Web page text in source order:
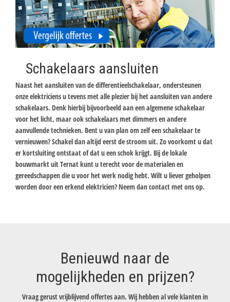
Schakelaars aansluiten
Naast het aansluiten van de differentieelschakelaar, ondersteunen
onze elektriciens u tevens met alle plezier bij het aansluiten van andere
schakelaars. Denk hierbij bijvoorbeeld aan een algemene schakelaar
voor het licht, maar ook schakelaars met dimmers en andere
aanvullende technieken. Bent u van plan om zelf een schakelaar te
vernieuwen? Schakel dan altijd eerst de stroom uit. Zo voorkomt u dat
er kortsluiting ontstaat of dat u een schok krijgt. Bij de lokale
bouwmarkt uit Ternat kunt u terecht voor de materialen en
gereedschappen die u voor het werk nodig hebt. Wilt u liever geholpen
worden door een erkend elektricien? Neem dan contact met ons op.
Benieuwd naar de
mogelijkheden en prijzen?
Vraag gerust vrijblijvend offertes aan. Wij hebben al vele klanten in